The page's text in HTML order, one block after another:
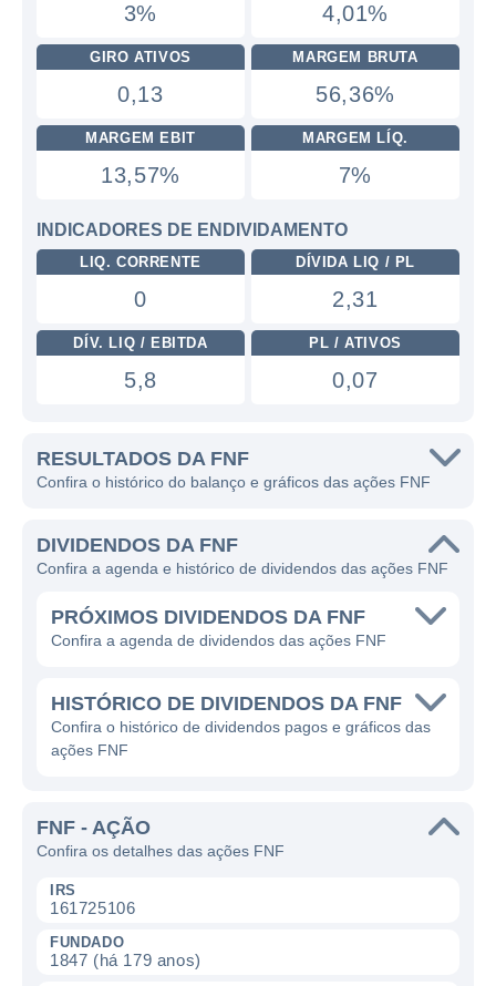
3% 4,01%
GIRO ATIVOS
0,13
MARGEM BRUTA
56,36%
MARGEM EBIT
13,57%
MARGEM LÍQ.
7%
INDICADORES DE ENDIVIDAMENTO
LIQ. CORRENTE
0
DÍVIDA LIQ / PL
2,31
DÍV. LIQ / EBITDA
5,8
PL / ATIVOS
0,07
RESULTADOS DA FNF
Confira o histórico do balanço e gráficos das ações FNF
DIVIDENDOS DA FNF
Confira a agenda e histórico de dividendos das ações FNF
PRÓXIMOS DIVIDENDOS DA FNF
Confira a agenda de dividendos das ações FNF
HISTÓRICO DE DIVIDENDOS DA FNF
Confira o histórico de dividendos pagos e gráficos das
ações FNF
FNF - AÇÃO
Confira os detalhes das ações FNF
IRS
161725106
FUNDADO
1847 (há 179 anos)